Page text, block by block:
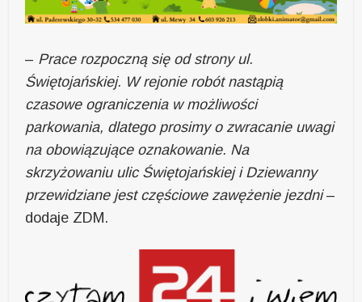
– Prace rozpoczną się od strony ul.
Świętojańskiej. W rejonie robót nastąpią
czasowe ograniczenia w możliwości
parkowania, dlatego prosimy o zwracanie uwagi
na obowiązujące oznakowanie. Na
skrzyżowaniu ulic Świętojańskiej i Dziewanny
przewidziane jest częściowe zawężenie jezdni–
dodaje ZDM.